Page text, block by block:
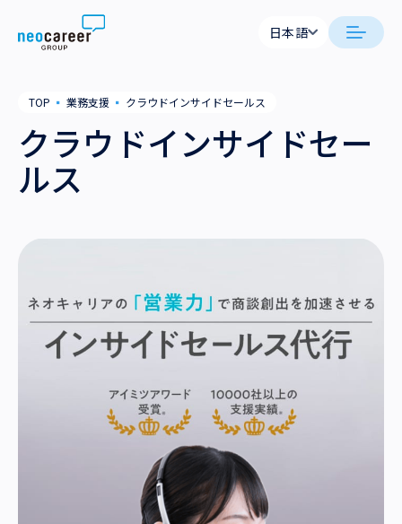
Skip to content
日本語
代表メッセージ
私たちの考え方
事業内容
採用支援
企業情報
会社概要
拠点一覧
ニュース
サステナビリティ
採用情報
日本語
TOP ▪ 業務支援 ▪ クラウドインサイドセールス
クラウドインサイドセー
ルス